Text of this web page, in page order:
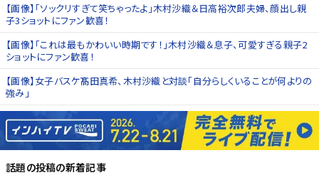
【画像】「ソックリすぎて笑ちゃったよ」木村沙織＆日高裕次郎夫婦、顔出し親
子3ショットにファン歓喜！
【画像】「これは最もかわいい時期です！」木村沙織＆息子、可愛すぎる親子2
ショットにファン歓喜！
【画像】女子バスケ髙田真希、木村沙織と対談「自分らしくいることが何よりの
強み」
話題の投稿の新着記事